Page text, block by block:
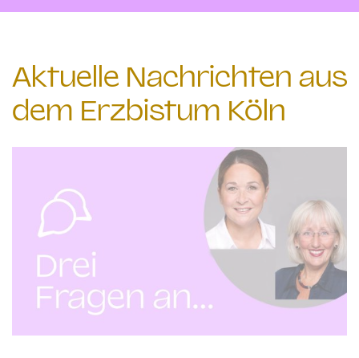
Aktuelle Nachrichten aus
dem Erzbistum Köln